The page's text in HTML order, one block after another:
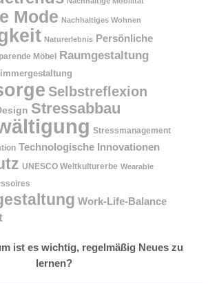
Mode Nachhaltiges Wohnen
Naturerlebnis Persönliche
Möbel Raumgestaltung
Selbstreflexion
Stressabbau
Stressmanagement
Technologische Innovationen
UNESCO Weltkulturerbe Wearable
Work-Life-Balance
ist es wichtig, regelmäßig Neues zu
lernen?